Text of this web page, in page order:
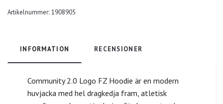
Artikelnummer: 1908905
INFORMATION RECENSIONER
Community 2.0 Logo FZ Hoodie är en modern
huvjacka med hel dragkedja fram, atletisk